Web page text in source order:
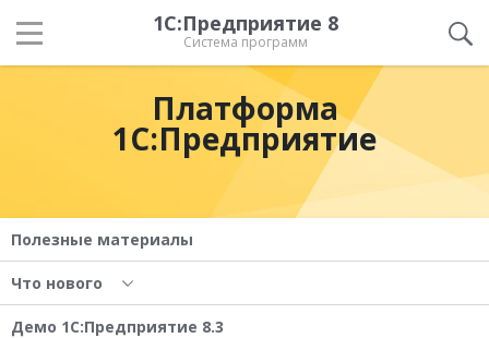
1С:Предприятие 8
Система программ
Платформа
1С:Предприятие
Полезные материалы
Что нового
Демо 1С:Предприятие 8.3